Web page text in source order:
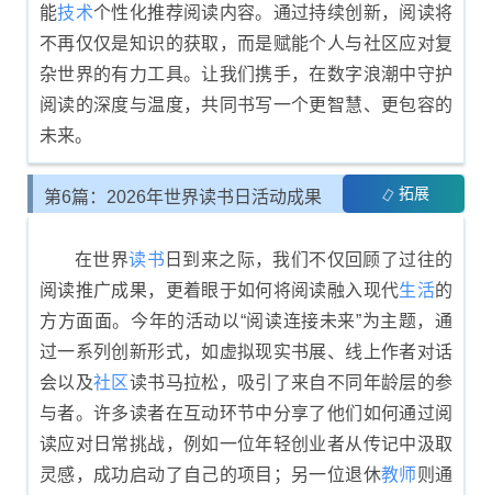
能技术个性化推荐阅读内容。通过持续创新，阅读将
不再仅仅是知识的获取，而是赋能个人与社区应对复
杂世界的有力工具。让我们携手，在数字浪潮中守护
阅读的深度与温度，共同书写一个更智慧、更包容的
未来。
第6篇：2026年世界读书日活动成果 拓展
在世界读书 日到来之际，我们不仅回顾了过往的
阅读推广成果，更着眼于如何将阅读融入现代生活的
方方面面。今年的活动以“阅读连接未来”为主题，通
过一系列创新形式，如虚拟现实书展、线上作者对话
会以及社区读书马拉松，吸引了来自不同年龄层的参
与者。许多读者在互动环节中分享了他们如何通过阅
读应对日常挑战，例如一位年轻创业者从传记中汲取
灵感，成功启动了自己的项目；另一位退休教师则通